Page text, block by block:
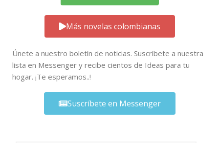
Más novelas colombianas
Únete a nuestro boletín de noticias. Suscríbete a nuestra
lista en Messenger y recibe cientos de Ideas para tu
hogar. ¡Te esperamos..!
Suscríbete en Messenger